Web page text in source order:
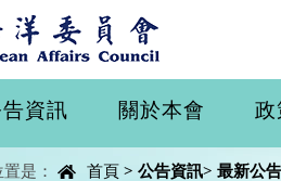
資訊 關於本會 政
是： 首頁 > 公告資訊> 最新公告